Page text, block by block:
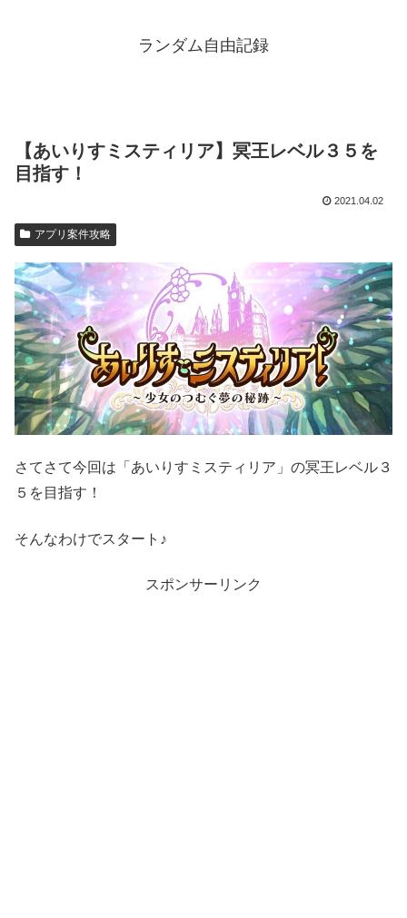
ランダム自由記録
【あいりすミスティリア】冥王レベル３５を
目指す！
2021.04.02
アプリ案件攻略
さてさて今回は「あいりすミスティリア」の冥王レベル３
５を目指す！
そんなわけでスタート♪
スポンサーリンク